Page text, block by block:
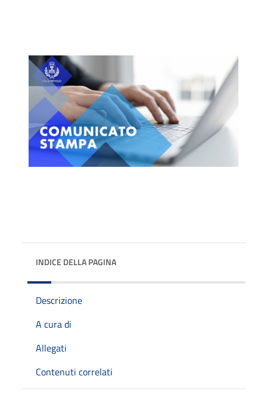
INDICE DELLA PAGINA
Descrizione
A cura di
Allegati
Contenuti correlati